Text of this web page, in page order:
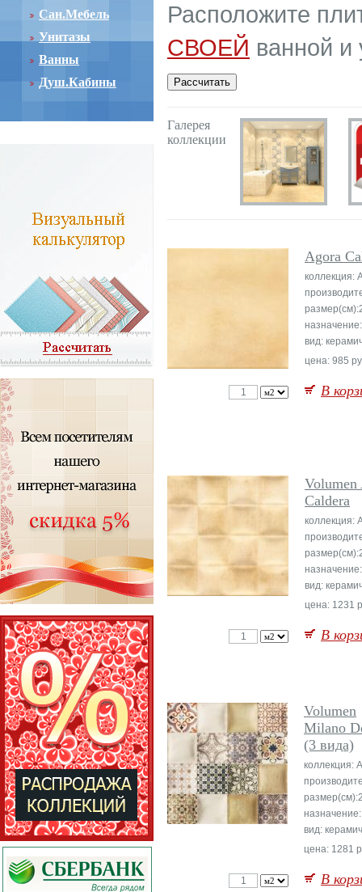
Сан.Мебель
Унитазы
Ванны
Душ.Кабины
Расположите
СВОЕЙ ванной и
Галерея
коллекции
Agora
коллекция:
вид:
цена: 985
В
Volumen
Caldera
коллекция:
вид:
цена: 1231
В
Volumen
Milano
(3 вида)
коллекция:
вид:
цена: 1281
В